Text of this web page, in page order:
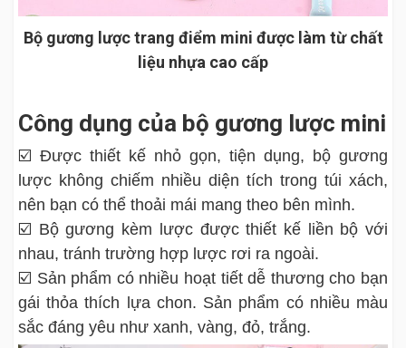
Bộ gương lược trang điểm mini được làm từ chất
liệu nhựa cao cấp
Công dụng của bộ gương lược mini
☑️ Được thiết kế nhỏ gọn, tiện dụng, bộ gương
lược không chiếm nhiều diện tích trong túi xách,
nên bạn có thể thoải mái mang theo bên mình.
☑️ Bộ gương kèm lược được thiết kế liền bộ với
nhau, tránh trường hợp lược rơi ra ngoài.
☑️ Sản phẩm có nhiều hoạt tiết dễ thương cho bạn
gái thỏa thích lựa chon. Sản phẩm có nhiều màu
sắc đáng yêu như xanh, vàng, đỏ, trắng.